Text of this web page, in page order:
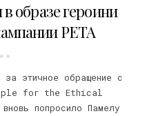
образе героини
PETA
за этичное обращение с
for the Ethical
попросило Памелу